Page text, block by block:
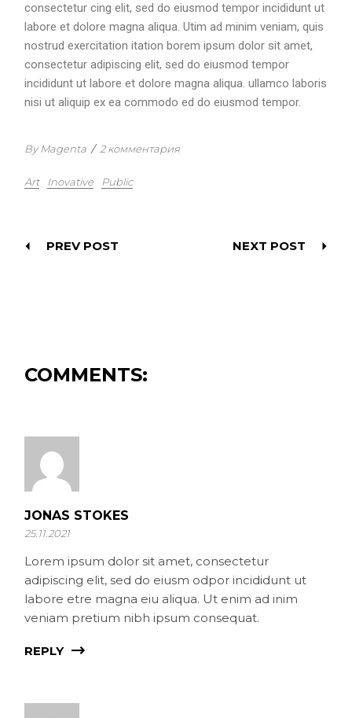
consectetur cing elit, sed do eiusmod tempor incididunt ut
labore et dolore magna aliqua. Utim ad minim veniam, quis
nostrud exercitation itation borem ipsum dolor sit amet,
consectetur adipiscing elit, sed do eiusmod tempor
incididunt ut labore et dolore magna aliqua. ullamco laboris
nisi ut aliquip ex ea commodo ed do eiusmod tempor.
By Magenta / 2 комментария
Art Inovative Public
PREV POST NEXT POST
COMMENTS:
JONAS STOKES
25.11.2021
Lorem ipsum dolor sit amet, consectetur
adipiscing elit, sed do eiusm odpor incididunt ut
labore etre magna eiu aliqua. Ut enim ad inim
veniam pretium nibh ipsum consequat.
REPLY